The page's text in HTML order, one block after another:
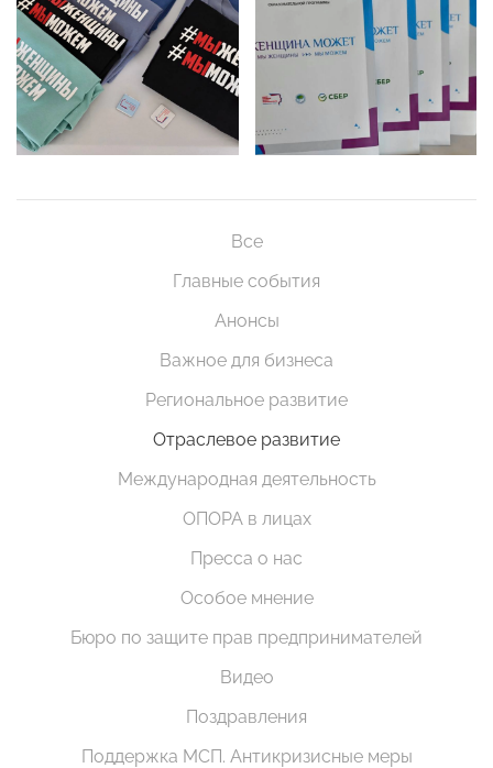
Все
Главные события
Анонсы
Важное для бизнеса
Региональное развитие
Отраслевое развитие
Международная деятельность
ОПОРА в лицах
Пресса о нас
Особое мнение
Бюро по защите прав предпринимателей
Видео
Поздравления
Поддержка МСП. Антикризисные меры